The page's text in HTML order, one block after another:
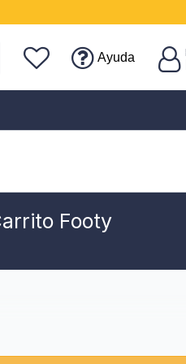
Ayuda
Footy
Laterales Para Botella
Y Lentejuelas